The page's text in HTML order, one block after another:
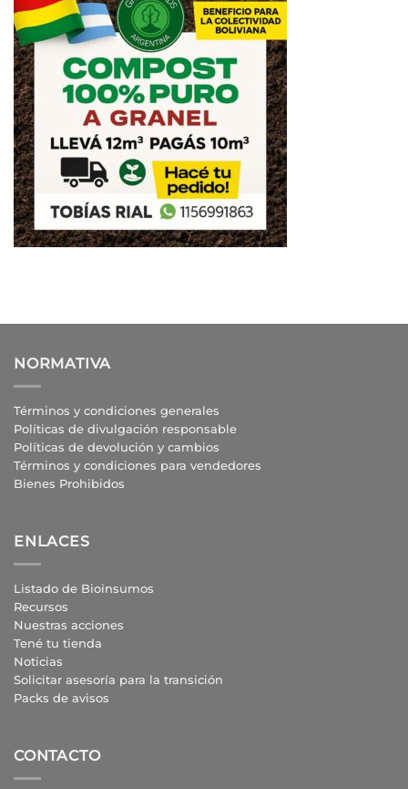
NORMATIVA
Términos y condiciones generales
Políticas de divulgación responsable
Políticas de devolución y cambios
Términos y condiciones para vendedores
Bienes Prohibidos
ENLACES
Listado de Bioinsumos
Recursos
Nuestras acciones
Tené tu tienda
Noticias
Solicitar asesoría para la transición
Packs de avisos
CONTACTO